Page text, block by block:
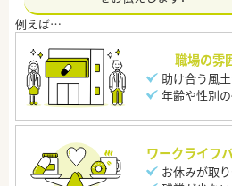
職場の雰
助け合う風
年齢や性別
ワークライフ
お休みが取